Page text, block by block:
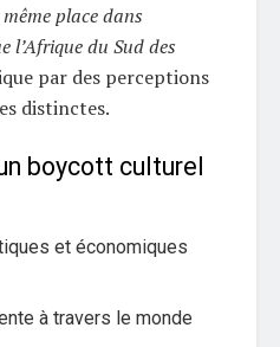
place dans
l’Afrique du Sud des
par des perceptions
distinctes.
boycott culturel
et économiques
à travers le monde